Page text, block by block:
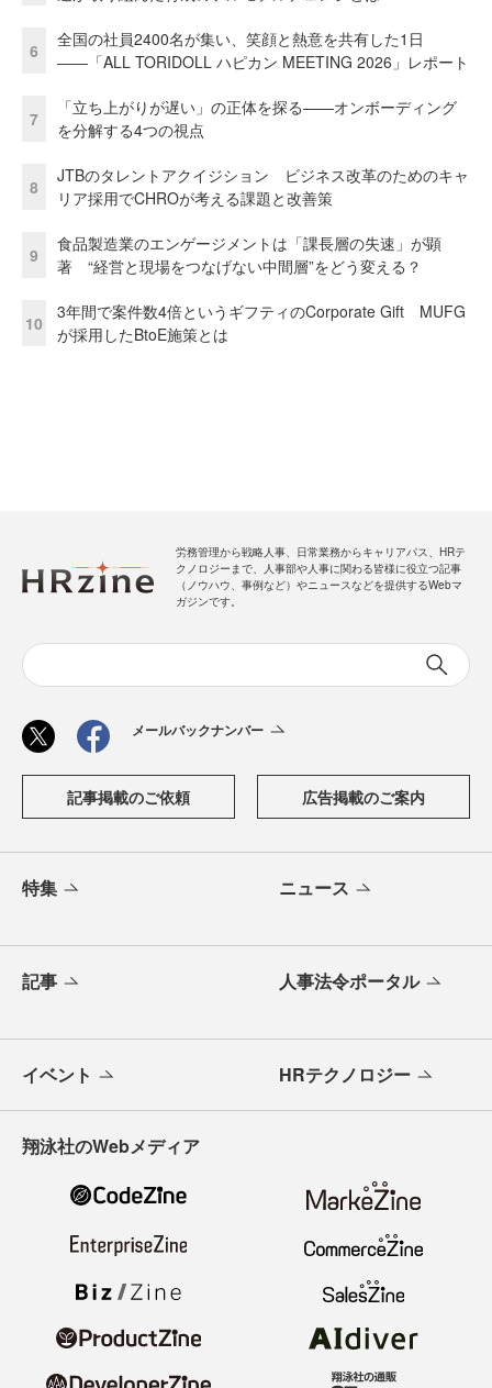
6
全国の社員2400名が集い、笑顔と熱意を共有した1日
――「ALL TORIDOLL ハピカン MEETING 2026」レポート
7
「立ち上がりが遅い」の正体を探る——オンボーディング
を分解する4つの視点
8
JTBのタレントアクイジション ビジネス改革のためのキャ
リア採用でCHROが考える課題と改善策
9
食品製造業のエンゲージメントは「課長層の失速」が顕
著 “経営と現場をつなげない中間層”をどう変える？
10
3年間で案件数4倍というギフティのCorporate Gift MUFG
が採用したBtoE施策とは
労務管理から戦略人事、日常業務からキャリアパス、HRテ
クノロジーまで、人事部や人事に関わる皆様に役立つ記事
（ノウハウ、事例など）やニュースなどを提供するWebマ
ガジンです。
メールバックナンバー
記事掲載のご依頼 広告掲載のご案内
特集 ニュース
記事 人事法令ポータル
イベント HRテクノロジー
翔泳社のWebメディア